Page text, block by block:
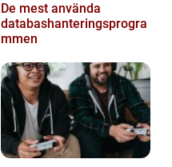
De mest använda
databashanteringsprogra
mmen